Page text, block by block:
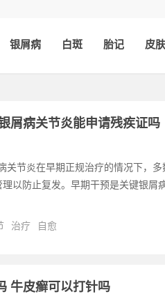
银屑病 白斑 胎记 皮
屑病关节炎能申请残疾证吗
关节炎在早期正规治疗的情况下，多
以防止复发。早期干预是关键银屑
治疗 自愈
牛皮癣可以打针吗